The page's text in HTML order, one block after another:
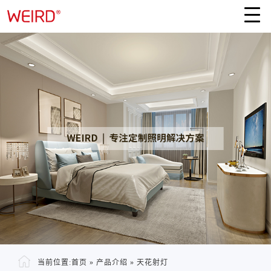
当前位置:首页 » 产品介绍 » 天花射灯